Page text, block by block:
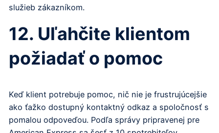
služieb zákazníkom.
12. Uľahčite klientom
požiadať o pomoc
Keď klient potrebuje pomoc, nič nie je frustrujúcejšie
ako ťažko dostupný kontaktný odkaz a spoločnosť s
pomalou odpoveďou. Podľa správy pripravenej pre